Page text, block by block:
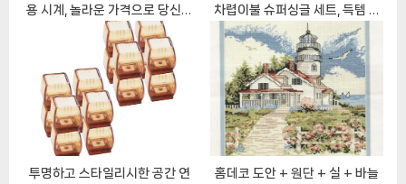
용 시계, 놀라운 가격으로 당신의
공간을 채우세요!
차렵이불 슈퍼싱글 세트, 득템 찬
투명하고 스타일리시한 공간 연 홈데코 도안 + 원단 + 실 + 바늘